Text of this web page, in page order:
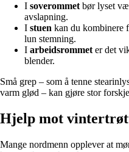
I soverommet bør lyset
avslapning.
I stuen kan du kombinere
lun stemning.
I arbeidsrommet er det
blender.
Små grep – som å tenne
varm glød – kan gjøre stor
Hjelp mot
Mange nordmenn opplever at